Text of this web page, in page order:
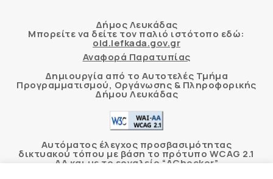
Δήμος Λευκάδας
Μπορείτε να δείτε τον παλιό ιστότοπο εδώ:
old.lefkada.gov.gr
Αναφορά Παρατυπίας
Δημιουργία από το Αυτοτελές Τμήμα
Προγραμματισμού, Οργάνωσης & Πληροφορικής
Δήμου Λευκάδας
Αυτόματος έλεγχος προσβασιμότητας
δικτυακού τόπου με βάση το πρότυπο WCAG 2.1
AA και με το εργαλείο “AChecker”